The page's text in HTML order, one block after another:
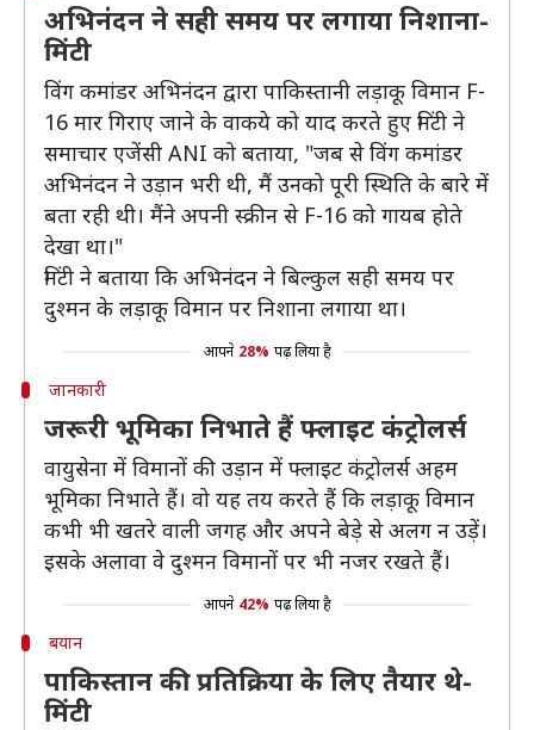
अभिनंदन ने सही समय पर लगाया निशाना-
मिंटी
विंग कमांडर अभिनंदन द्वारा पाकिस्तानी लड़ाकू विमान F-
16 मार गिराए जाने के वाकये को याद करते हुए मिंटी ने
समाचार एजेंसी ANI को बताया, "जब से विंग कमांडर
अभिनंदन ने उड़ान भरी थी, मैं उनको पूरी स्थिति के बारे में
बता रही थी। मैंने अपनी स्क्रीन से F-16 को गायब होते
देखा था।"
मिंटी ने बताया कि अभिनंदन ने बिल्कुल सही समय पर
दुश्मन के लड़ाकू विमान पर निशाना लगाया था।
आपने 28% पढ़ लिया है
जानकारी
जरूरी भूमिका निभाते हैं फ्लाइट कंट्रोलर्स
वायुसेना में विमानों की उड़ान में फ्लाइट कंट्रोलर्स अहम
भूमिका निभाते हैं। वो यह तय करते हैं कि लड़ाकू विमान
कभी भी खतरे वाली जगह और अपने बेड़े से अलग न उड़ें।
इसके अलावा वे दुश्मन विमानों पर भी नजर रखते हैं।
आपने 42% पढ़ लिया है
बयान
पाकिस्तान की प्रतिक्रिया के लिए तैयार थे-
मिंटी